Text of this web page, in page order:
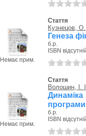
Немає прим.
Стаття
Кузнецов, О.
Генеза
б.р.
ISBN
Немає прим.
Стаття
Волошин, I.
б.р.
ISBN